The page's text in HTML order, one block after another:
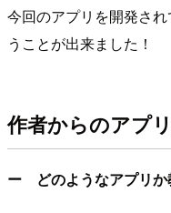
今回のアプリを開発され
うことが出来ました！
作者からのアプ
ー どのようなアプリか